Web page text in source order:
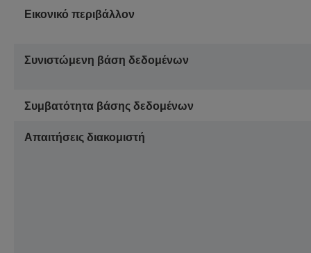
Εικονικό περιβάλλον
Συνιστώμενη βάση δεδομένων
Συμβατότητα βάσης δεδομένων
Απαιτήσεις διακομιστή